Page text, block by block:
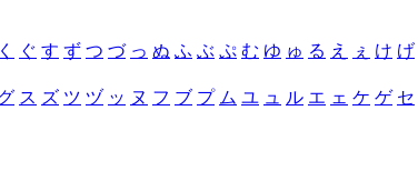
く ぐ す ず つ づ っ ぬ ふ ぶ ぷ む ゆ ゅ る え ぇ け げ
ス ズ ツ ヅ ッ ヌ フ ブ プ ム ユ ュ ル エ ェ ケ ゲ セ